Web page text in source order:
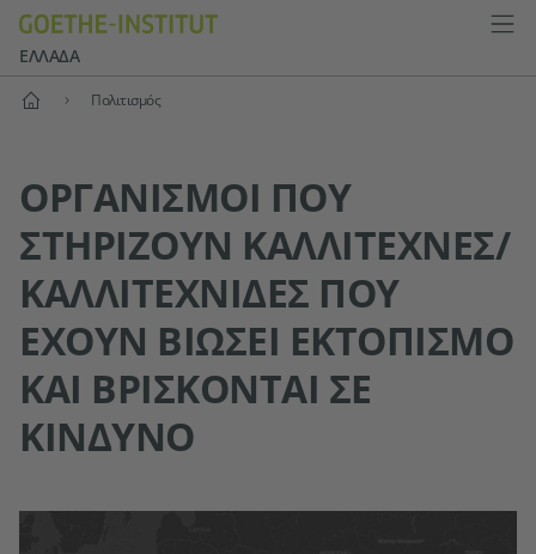
ΕΛΛΆΔΑ
Αρχική
Πολιτισμός
OΡΓΑΝΙΣΜΟΊ ΠΟΥ
ΣΤΗΡΊΖΟΥΝ ΚΑΛΛΙΤΈΧΝΕΣ/
ΚΑΛΛΙΤΈΧΝΙΔΕΣ ΠΟΥ
ΈΧΟΥΝ ΒΙΏΣΕΙ ΕΚΤΟΠΙΣΜΌ
ΚΑΙ ΒΡΊΣΚΟΝΤΑΙ ΣΕ
ΚΊΝΔΥΝΟ